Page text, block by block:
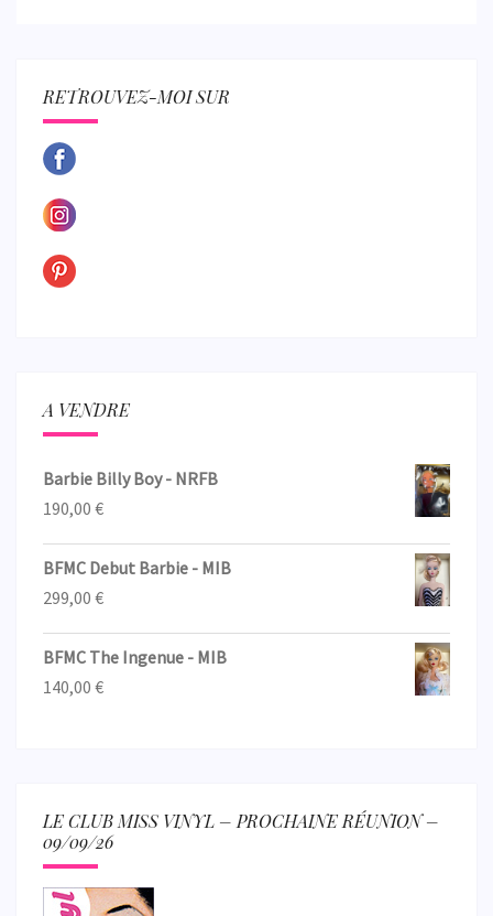
RETROUVEZ-MOI SUR
A VENDRE
Barbie Billy Boy - NRFB
190,00 €
BFMC Debut Barbie - MIB
299,00 €
BFMC The Ingenue - MIB
140,00 €
LE CLUB MISS VINYL – PROCHAINE RÉUNION –
09/09/26